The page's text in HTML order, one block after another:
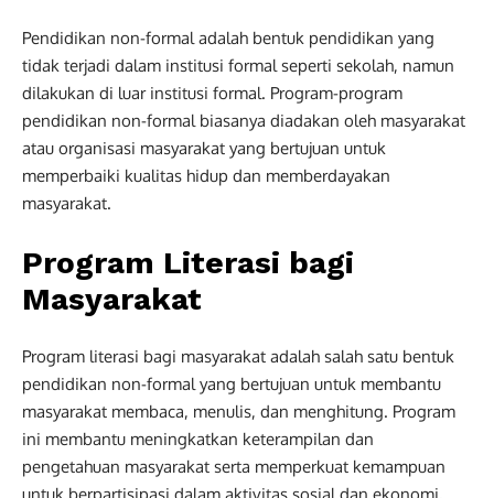
Pendidikan non-formal adalah bentuk pendidikan yang
tidak terjadi dalam institusi formal seperti sekolah, namun
dilakukan di luar institusi formal. Program-program
pendidikan non-formal biasanya diadakan oleh masyarakat
atau organisasi masyarakat yang bertujuan untuk
memperbaiki kualitas hidup dan memberdayakan
masyarakat.
Program Literasi bagi
Masyarakat
Program literasi bagi masyarakat adalah salah satu bentuk
pendidikan non-formal yang bertujuan untuk membantu
masyarakat membaca, menulis, dan menghitung. Program
ini membantu meningkatkan keterampilan dan
pengetahuan masyarakat serta memperkuat kemampuan